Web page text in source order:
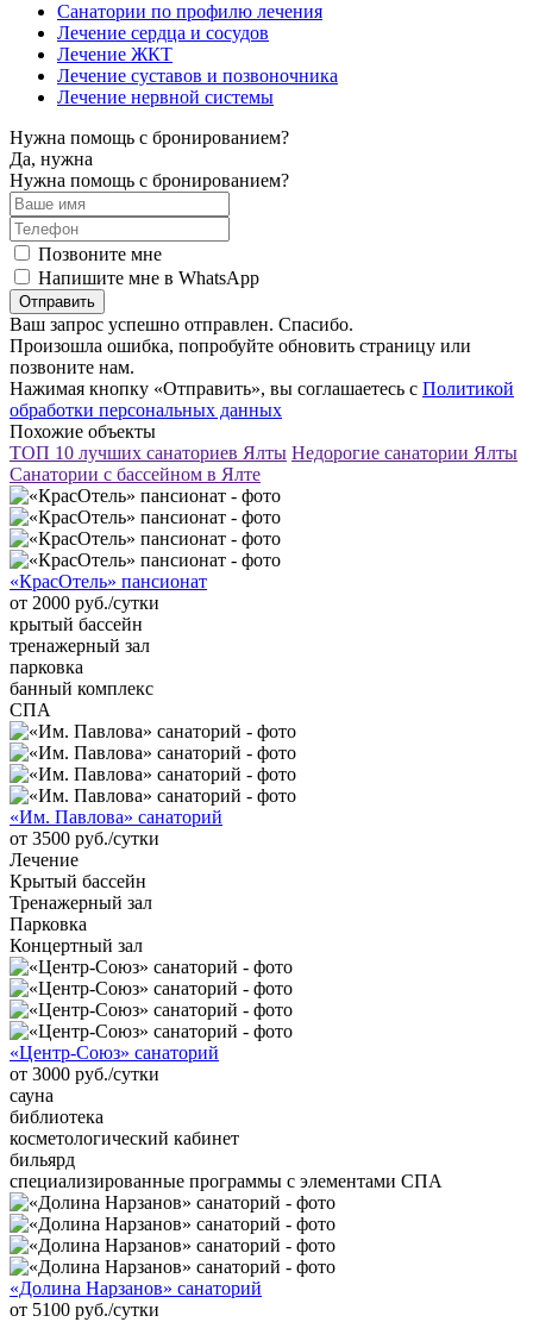
Санатории по профилю лечения
Лечение сердца и сосудов
Лечение ЖКТ
Лечение суставов и позвоночника
Лечение нервной системы
Нужна помощь с бронированием?
Да, нужна
Нужна помощь с бронированием?
Позвоните мне
Напишите мне в WhatsApp
Отправить
Ваш запрос успешно отправлен. Спасибо.
Произошла ошибка, попробуйте обновить страницу или
позвоните нам.
Нажимая кнопку «Отправить», вы соглашаетесь с Политикой
обработки персональных данных
Похожие объекты
ТОП 10 лучших санаториев Ялты Недорогие санатории Ялты
Санатории с бассейном в Ялте
«КрасОтель» пансионат
от 2000 руб./сутки
крытый бассейн
тренажерный зал
парковка
банный комплекс
СПА
«Им. Павлова» санаторий
от 3500 руб./сутки
Лечение
Крытый бассейн
Тренажерный зал
Парковка
Концертный зал
«Центр-Союз» санаторий
от 3000 руб./сутки
сауна
библиотека
косметологический кабинет
бильярд
специализированные программы с элементами СПА
«Долина Нарзанов» санаторий
от 5100 руб./сутки